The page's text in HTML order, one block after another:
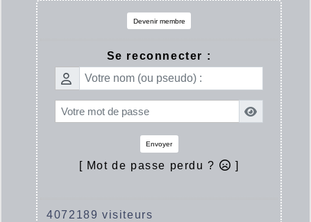
Devenir membre
Se reconnecter :
Envoyer
[ Mot de passe perdu ? ]
4072189 visiteurs